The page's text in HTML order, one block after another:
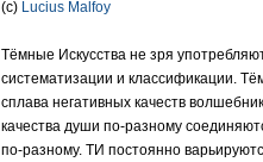
(с) Lucius Malfoy
Тёмные Искусства не зря
систематизации и классификации.
сплава негативных качеств
качества души по-разному
по-разному. ТИ постоянно